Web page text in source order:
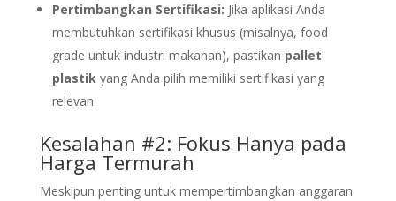
Pertimbangkan Sertifikasi: Jika aplikasi Anda
membutuhkan sertifikasi khusus (misalnya, food
grade untuk industri makanan), pastikan pallet
plastikyang Anda pilih memiliki sertifikasi yang
relevan.
Kesalahan #2: Fokus Hanya pada
Harga Termurah
Meskipun penting untuk mempertimbangkan anggaran